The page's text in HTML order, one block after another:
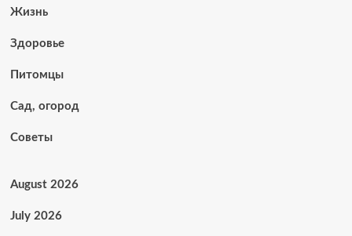
Жизнь
Здоровье
Питомцы
Сад, огород
Советы
August 2026
July 2026